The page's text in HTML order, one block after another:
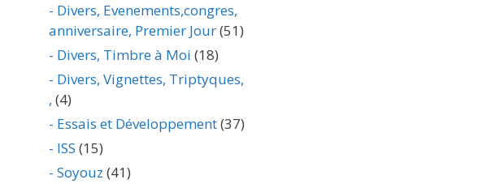
- Divers, Evenements,congres,
anniversaire, Premier Jour(51)
- Divers, Timbre à Moi (18)
- Divers, Vignettes, Triptyques,
, (4)
- Essais et Développement(37)
- ISS (15)
- Soyouz (41)